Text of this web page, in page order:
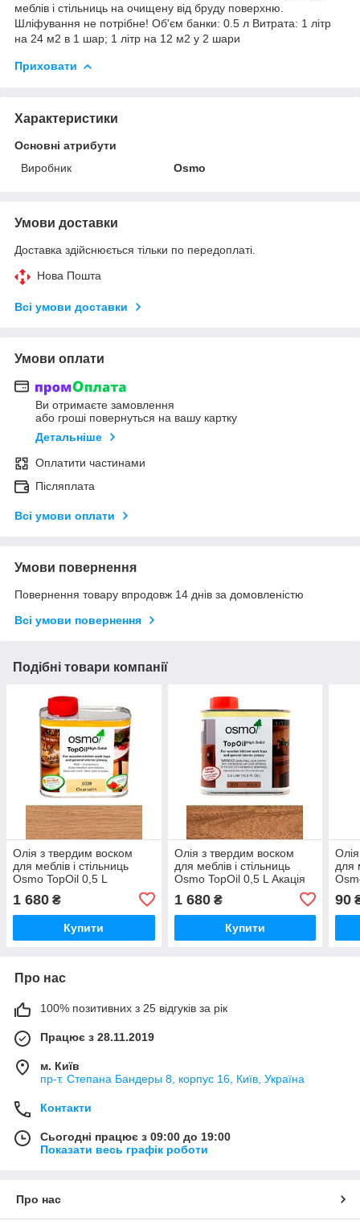
меблів і стільниць на очищену від бруду поверхню.
Шліфування не потрібне! Об'єм банки: 0.5 л Витрата: 1 літр
на 24 м2 в 1 шар; 1 літр на 12 м2 у 2 шари
Приховати
Характеристики
Основні атрибути
Виробник
Osmo
Умови доставки
Доставка здійснюється тільки по передоплаті.
Нова Пошта
Всі умови доставки
Умови оплати
Ви отримаєте замовлення
або гроші повернуться на вашу картку
Детальніше
Оплатити частинами
Післяплата
Всі умови оплати
Умови повернення
Повернення товару впродовж 14 днів за домовленістю
Всі умови повернення
Подібні товари компанії
Олія з твердим воском
для меблів і стільниць
Osmo TopOil 0,5 L
Шовковисто-матова 3028
(4006850754588)
1 680 ₴
Купити
Олія з твердим воском
для меблів і стільниць
Osmo TopOil 0,5 L Акація
1 680₴
Купити
для
90
Про нас
100% позитивних з 25 відгуків за рік
Працює з 28.11.2019
м. Київ
пр-т. Степана Бандеры 8, корпус 16, Київ, Україна
Контакти
Сьогодні працює з 09:00 до 19:00
Показати весь графік роботи
Про нас